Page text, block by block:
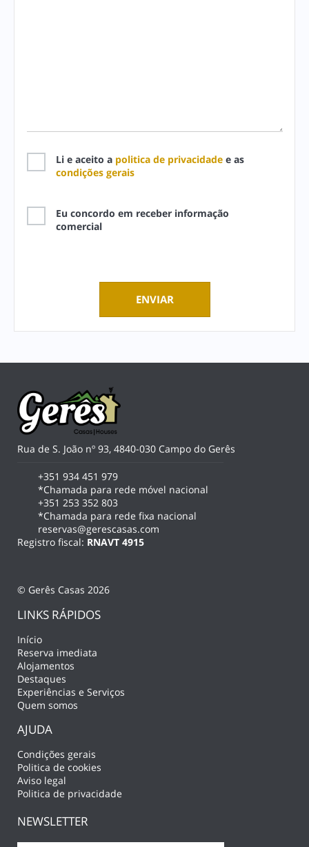
Li e aceito a politica de privacidadee as
condições gerais
Eu concordo em receber informação
comercial
Rua de S. João nº 93, 4840-030 Campo do Gerês
+351 934 451 979
*Chamada para rede móvel nacional
+351 253 352 803
*Chamada para rede fixa nacional
reservas@gerescasas.com
Registro fiscal: RNAVT 4915
© Gerês Casas 2026
LINKS RÁPIDOS
Início
Reserva imediata
Alojamentos
Destaques
Experiências e Serviços
Quem somos
AJUDA
Condições gerais
Politica de cookies
Aviso legal
Politica de privacidade
NEWSLETTER